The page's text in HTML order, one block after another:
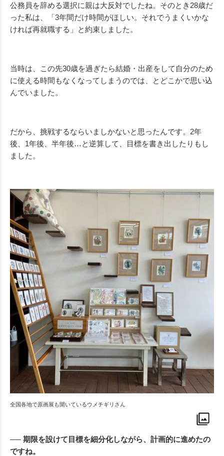
公務員を辞める選択に親は大反対でしたね。そのとき28歳だ
った私は、「3年間だけ時間がほしい。それでうまくいかな
ければ再就職する」と約束しました。
当時は、この先30歳を過ぎたら結婚・出産をして自分のため
に使える時間もなくなってしまうのでは、とどこかで思い込
んでいました。
だから、挑戦するならいましかないと思ったんです。2年
後、1年後、半年後…と逆算して、目標を書き出したりもし
ました。
全国各地で原画展も開いているウメチギリさん
── 期限を設けて目標を細分化しながら、計画的に進めたの
ですね。